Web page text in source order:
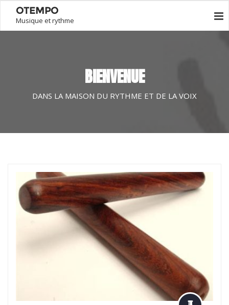
OTEMPO
Musique et rythme
BIENVENUE
DANS LA MAISON DU RYTHME ET DE LA VOIX